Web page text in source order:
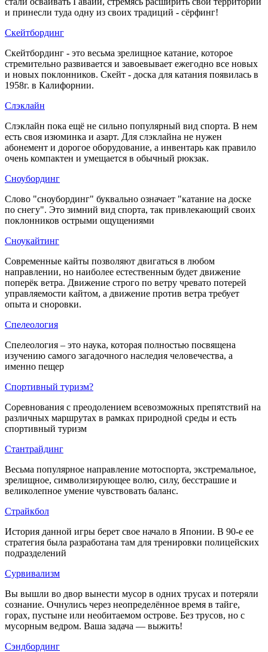
и принесли туда одну из своих традиций - сёрфинг!
Скейтбординг
Скейтбординг - это весьма зрелищное катание, которое
стремительно развивается и завоевывает ежегодно все новых
и новых поклонников. Скейт - доска для катания появилась в
1958г. в Калифорнии.
Слэклайн
Слэклайн пока ещё не сильно популярный вид спорта. В нем
есть своя изюминка и азарт. Для слэклайна не нужен
абонемент и дорогое оборудование, а инвентарь как правило
очень компактен и умещается в обычный рюкзак.
Сноубординг
Слово "сноубординг" буквально означает "катание на доске
по снегу". Это зимний вид спорта, так привлекающий своих
поклонников острыми ощущениями
Сноукайтинг
Современные кайты позволяют двигаться в любом
направлении, но наиболее естественным будет движение
поперёк ветра. Движение строго по ветру чревато потерей
управляемости кайтом, а движение против ветра требует
опыта и сноровки.
Спелеология
Спелеология – это наука, которая полностью посвящена
изучению самого загадочного наследия человечества, а
именно пещер
Спортивный туризм?
Соревнования с преодолением всевозможных препятствий на
различных маршрутах в рамках природной среды и есть
спортивный туризм
Стантрайдинг
Весьма популярное направление мотоспорта, экстремальное,
зрелищное, символизирующее волю, силу, бесстрашие и
великолепное умение чувствовать баланс.
Страйкбол
История данной игры берет свое начало в Японии. В 90-е ее
стратегия была разработана там для тренировки полицейских
подразделений
Сурвивализм
Вы вышли во двор вынести мусор в одних трусах и потеряли
сознание. Очнулись через неопределённое время в тайге,
горах, пустыне или необитаемом острове. Без трусов, но с
мусорным ведром. Ваша задача — выжить!
Сэндбординг